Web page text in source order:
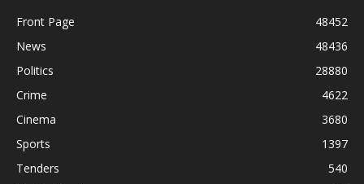
Front Page
48452
News
48436
Politics
28880
Crime
4622
Cinema
3680
Sports
1397
Tenders
540